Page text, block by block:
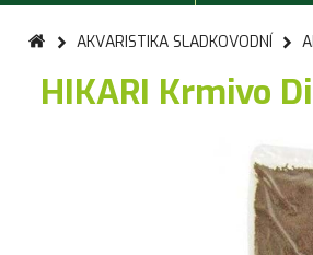
AKVARISTIKA SLADKOVODNÍ
HIKARI Krmivo